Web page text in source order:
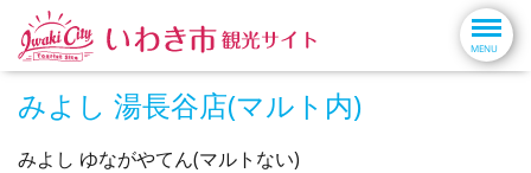
みよし 湯長谷店(マルト内)
みよし ゆながやてん(マルトない)